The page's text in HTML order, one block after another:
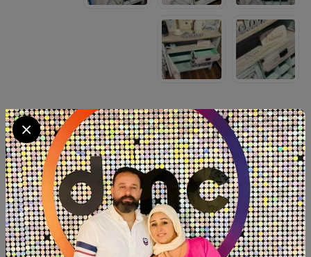
Coffee corner
(0 تقييمات)
ج.م 14500
Available now . Beechwood . Size:105cm . Hight:96cm
كود المنتج:CC.FHNE00
التوافر:غير متاح